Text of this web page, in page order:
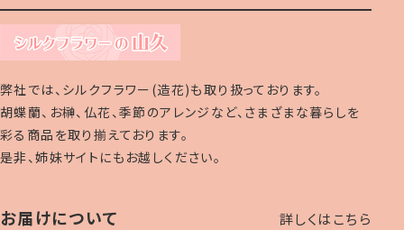
弊社では、シルクフラワー(造花)も取り扱っております。
胡蝶蘭、お榊、仏花、季節のアレンジなど、さまざまな暮らしを
彩る商品を取り揃えております。
是非、姉妹サイトにもお越しください。
お届けについて 詳しくはこちら